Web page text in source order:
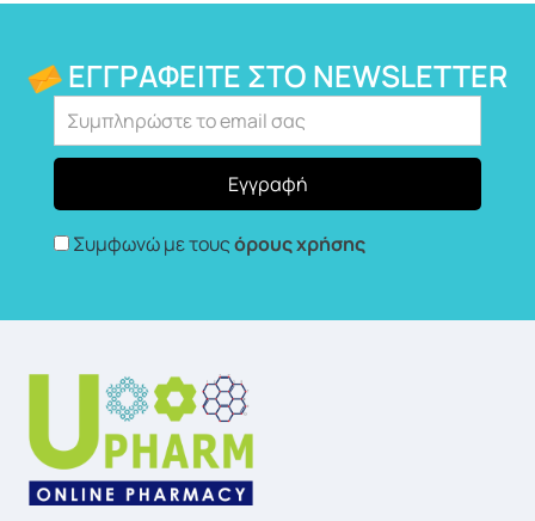
ΕΓΓΡΑΦΕΊΤΕ ΣΤΟ NEWSLETTER
Συμφωνώ με τουςόρους χρήσης